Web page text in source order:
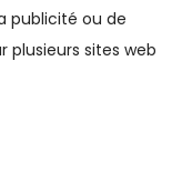
publicité ou de
plusieurs sites web